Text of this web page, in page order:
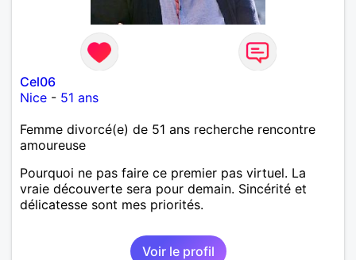
Cel06
Nice - 51 ans
Femme divorcé(e) de 51 ans recherche rencontre
amoureuse
Pourquoi ne pas faire ce premier pas virtuel. La
vraie découverte sera pour demain. Sincérité et
délicatesse sont mes priorités.
Voir le profil